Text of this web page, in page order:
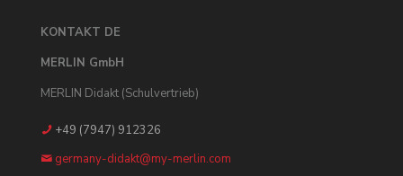
KONTAKT DE
MERLIN GmbH
MERLIN Didakt (Schulvertrieb)
+49 (7947) 912326
germany-didakt@my-merlin.com